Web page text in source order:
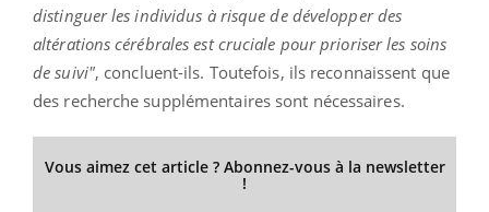
distinguer les individus à risque de développer des
altérations cérébrales est cruciale pour prioriser les soins
de suivi", concluent-ils. Toutefois, ils reconnaissent que
des recherche supplémentaires sont nécessaires.
Vous aimez cet article ? Abonnez-vous à la newsletter
!